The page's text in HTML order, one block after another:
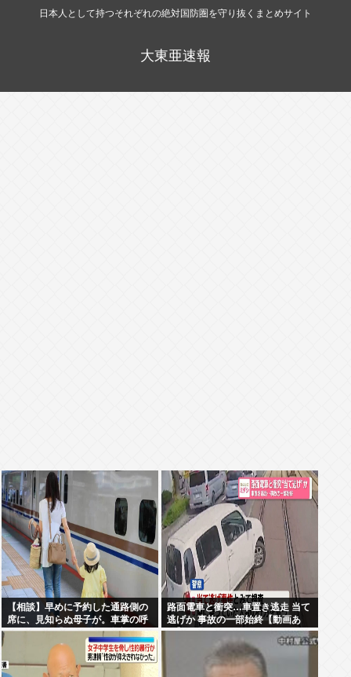
日本人として持つそれぞれの絶対国防圏を守り抜くまとめサイト
大東亜速報
【相談】早めに予約した通路側の
席に、見知らぬ母子が。車掌の呼
びかけにも「目を閉じて無視」し
て居座られました。無理やり奪わ
れた席は、結局”やったもん勝
ち”になってしまうのでしょうか？
路面電車と衝突…車置き逃走 当て
逃げか 事故の一部始終【動画あ
り】